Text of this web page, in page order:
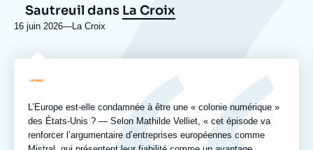
Logo
L’Europe est-elle condamnée à être une « colonie numérique »
des États-Unis ? — Selon Mathilde Velliet, « cet épisode va
renforcer l’argumentaire d’entreprises européennes comme
Sautreuil dans La Croix
16 juin 2026—Nom
La Croix